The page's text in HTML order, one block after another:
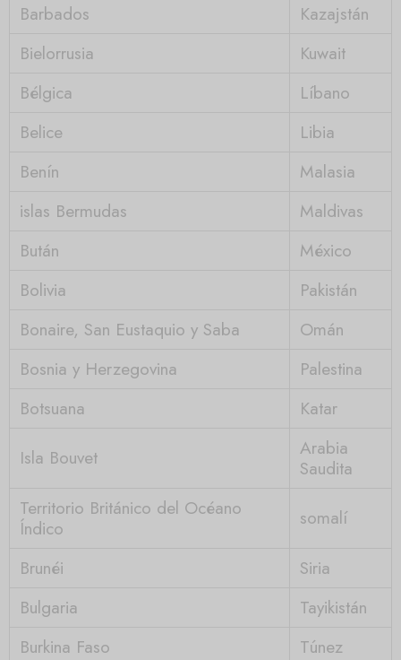
Barbados
Kazajstán
Bielorrusia
Kuwait
Bélgica
Líbano
Belice
Libia
Benín
Malasia
islas Bermudas
Maldivas
Bután
México
Bolivia
Pakistán
Bonaire, San Eustaquio y Saba
Omán
Bosnia y Herzegovina
Palestina
Botsuana
Katar
Isla Bouvet
Arabia
Saudita
Territorio Británico del Océano
Índico
somalí
Brunéi
Siria
Bulgaria
Tayikistán
Burkina Faso
Túnez